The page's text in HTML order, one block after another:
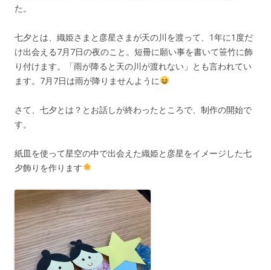
た。
七夕とは、織姫さまと彦星さまが天の川を渡って、1年に1度だ
け出会える7月7日の夜のこと。短冊に願い事を書いて笹竹に飾
り付けます。「雨が降ると天の川が渡れない」とも言われてい
ます。7月7日は雨が降りませんように
さて、七夕とは？とお話しが終わったところで、制作の開始で
す。
紙皿を使って星空の中で出会えた織姫と彦星をイメージした七
夕飾りを作ります